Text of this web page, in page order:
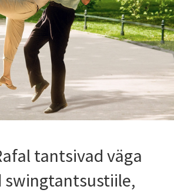
tantsivad väga
swingtantsustiile,